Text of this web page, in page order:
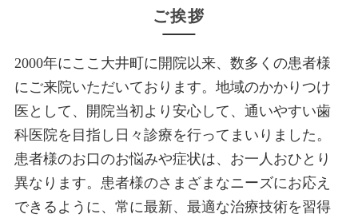
ご挨拶
2000年にここ大井町に開院以来、数多くの患者様
にご来院いただいております。地域のかかりつけ
医として、開院当初より安心して、通いやすい歯
科医院を目指し日々診療を行ってまいりました。
患者様のお口のお悩みや症状は、お一人おひとり
異なります。患者様のさまざまなニーズにお応え
できるように、常に最新、最適な治療技術を習得